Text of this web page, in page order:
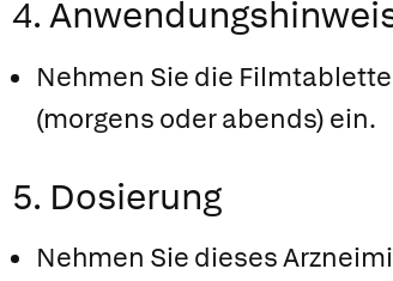
4.
Nehmen Sie die
(morgens oder abends) ein.
5. Dosierung
Nehmen Sie dieses